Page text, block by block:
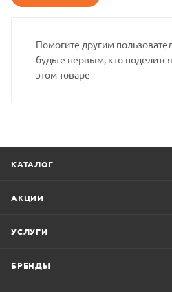
Помогите другим
будьте первым, кто
этом товаре
КАТАЛОГ
АКЦИИ
УСЛУГИ
БРЕНДЫ